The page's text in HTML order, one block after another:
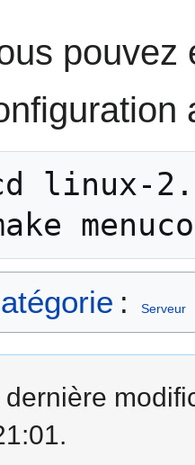
pouvez
linux-
: Serveur
dernière